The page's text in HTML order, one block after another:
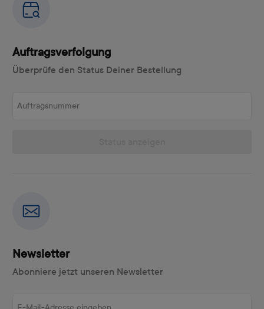
Auftragsverfolgung
Überprüfe den Status Deiner Bestellung
Newsletter
Abonniere jetzt unseren Newsletter